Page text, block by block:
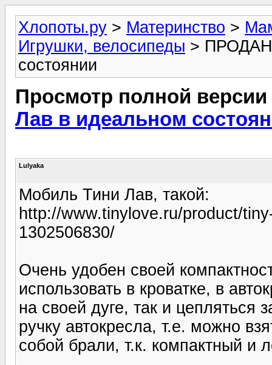
Хлопоты.ру > Материнство >
Игрушки, велосипеды >
состоянии
Просмотр полной
Лав в идеальном
Lulyaka
Мобиль Тини Лав, такой:
http://www.tinylove.ru/product/
1302506830/
Очень удобен своей
использовать в кроватке, в
на своей дуге, так и цепляться
ручку автокресла, т.е. можно
собой брали, т.к. компактный и